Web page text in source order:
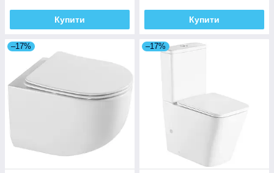
Купити Купити
–17% –17%